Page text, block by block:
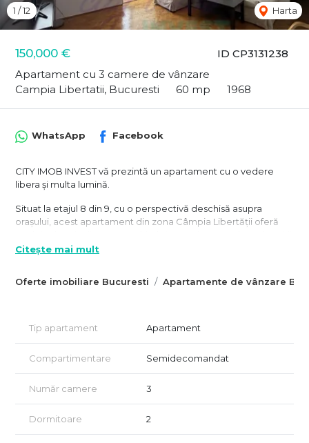
ID CP3131238
150,000 €
Apartament cu 3 camere de vânzare
Campia Libertatii, Bucuresti
60 mp 1968
1 /12 Harta
Oferte imobiliare Bucuresti Apartamente de vânzare
WhatsApp Facebook
CITY IMOB INVEST vă prezintă un apartament cu o vedere
libera și multa lumină.
Situat la etajul 8 din 9, cu o perspectivă deschisă asupra
orașului, acest apartament din zona Câmpia Libertății oferă
liniște, distanță față de agitație și lumină naturală pe tot
Poziționarea este una extrem de echilibrată pentru viața de zi
– aproximativ 8 minute pietonal până la Parcul IOR
– în jur de 15 minute până la ParkLake Shopping Center
Un echilibru real între natură, oraș și accesibilitate.
Apartamentul are 3 camere semidecomandate, o
compartimentare practică și spații bine distribuite:
Citește mai mult
Tip apartament Apartament
Compartimentare Semidecomandat
Număr camere 3
Dormitoare 2